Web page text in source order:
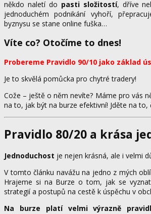
někdo naletí do pasti složitostí, dříve
jednoduchém podnikání vyhoří,
byznysu se stane online fuška…
Víte co? Otočíme to dnes!
Probereme Pravidlo 90/10 jako základ
Je to skvělá pomůcka pro chytré tradery!
Cože – ještě o něm nevíte? Máme pro vás
na to, jak být na burze efektivní! Jděte na to,
Pravidlo 80/20 a krása
Jednoduchost je nejen krásná, ale i velmi
V tomto článku navážu na jedno z mých
Hrajeme si na Burze o tom, jak se
strategií a postupů na cestě k úspěchu v
Na burze platí velmi výrazně